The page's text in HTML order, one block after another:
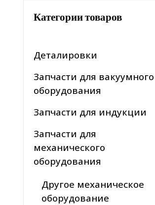
Категории товаров
Деталировки
Запчасти для вакуумного
оборудования
Запчасти для индукции
Запчасти для
механического
оборудования
Другое механическое
оборудование